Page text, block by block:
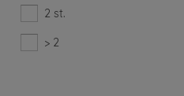
2 st.
> 2